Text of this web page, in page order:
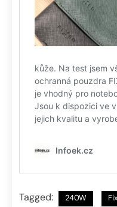
Tagged: 240W